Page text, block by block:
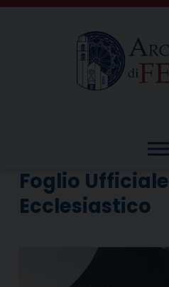
Skip
Foglio Ufficiale
Ecclesiastico